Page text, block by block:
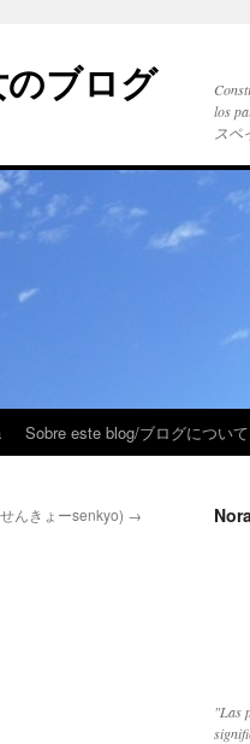
ブログ
los
スペ
Sobre este blog/ブログについて
んきょーsenkyo) →
"Las